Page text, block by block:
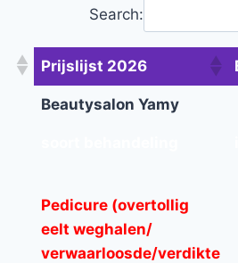
Search:
Prijslijst 2026
Beautysalon Yamy
Pedicure (overtollig
eelt weghalen/
verwaarloosde/verdikte